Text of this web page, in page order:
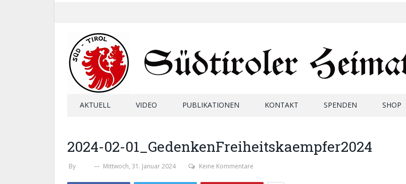
AKTUELL VIDEO PUBLIKATIONEN KONTAKT SPENDEN SHOP
2024-02-01_GedenkenFreiheitskaempfer2024
By Mittwoch, 31. Januar 2024 Keine Kommentare